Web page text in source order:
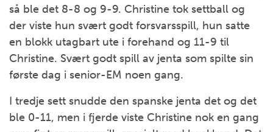
så ble det 8-8 og 9-9. Christine tok settball og
der viste hun svært godt forsvarsspill, hun satte
en blokk utagbart ute i forehand og 11-9 til
Christine. Svært godt spill av jenta som spilte sin
første dag i senior-EM noen gang.
I tredje sett snudde den spanske jenta det og det
ble 0-11, men i fjerde viste Christine nok en gang